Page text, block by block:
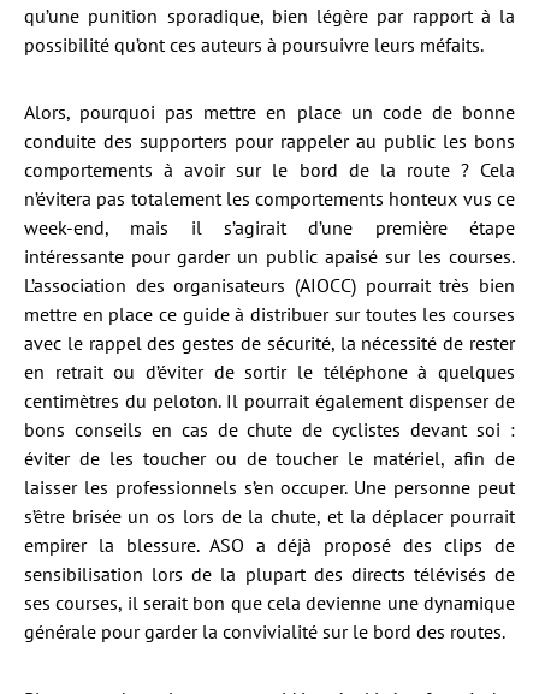
qu’une punition sporadique, bien légère par rapport à la
possibilité qu’ont ces auteurs à poursuivre leurs méfaits.
Alors, pourquoi pas mettre en place un code de bonne
conduite des supporters pour rappeler au public les bons
comportements à avoir sur le bord de la route ? Cela
n’évitera pas totalement les comportements honteux vus ce
week-end, mais il s’agirait d’une première étape
intéressante pour garder un public apaisé sur les courses.
L’association des organisateurs (AIOCC) pourrait très bien
mettre en place ce guide à distribuer sur toutes les courses
avec le rappel des gestes de sécurité, la nécessité de rester
en retrait ou d’éviter de sortir le téléphone à quelques
centimètres du peloton. Il pourrait également dispenser de
bons conseils en cas de chute de cyclistes devant soi :
éviter de les toucher ou de toucher le matériel, afin de
laisser les professionnels s’en occuper. Une personne peut
s’être brisée un os lors de la chute, et la déplacer pourrait
empirer la blessure. ASO a déjà proposé des clips de
sensibilisation lors de la plupart des directs télévisés de
ses courses, il serait bon que cela devienne une dynamique
générale pour garder la convivialité sur le bord des routes.